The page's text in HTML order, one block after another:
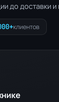
до доставки и
клиентов